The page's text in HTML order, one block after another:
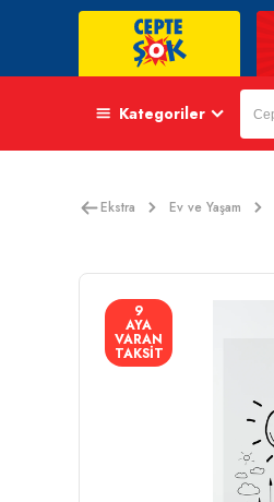
Kategoriler
Ekstra Ev ve Yaşam
9
AYA
VARAN
TAKSİT